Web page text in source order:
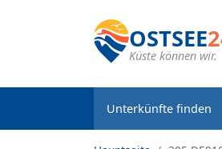
OSTSEE
Küste können wir.
Unterkünfte finden